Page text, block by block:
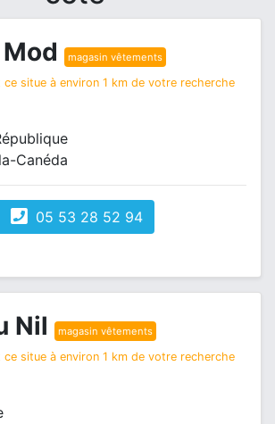
magasin vêtements
ce situe à environ 1 km de votre recherche
Canéda
05 53 28 52 94
Nil magasin vêtements
ce situe à environ 1 km de votre recherche